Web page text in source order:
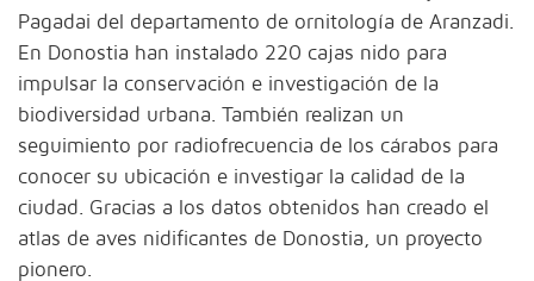
Pagadai del departamento de ornitología de Aranzadi.
En Donostia han instalado 220 cajas nido para
impulsar la conservación e investigación de la
biodiversidad urbana. También realizan un
seguimiento por radiofrecuencia de los cárabos para
conocer su ubicación e investigar la calidad de la
ciudad. Gracias a los datos obtenidos han creado el
atlas de aves nidificantes de Donostia, un proyecto
pionero.